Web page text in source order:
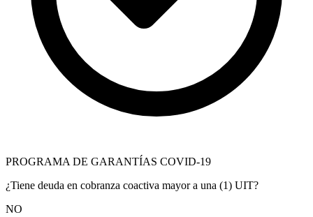
PROGRAMA DE GARANTÍAS COVID-19
¿Tiene deuda en cobranza coactiva mayor a una (1) UIT?
NO